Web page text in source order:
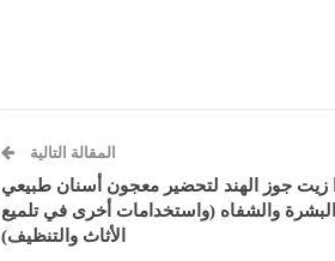
المقالة التالية
زيت جوز الهند لتحضير معجون أسنان طبيعي
والشفاه (واستخدامات أخرى في تلميع
الأثاث والتنظيف)